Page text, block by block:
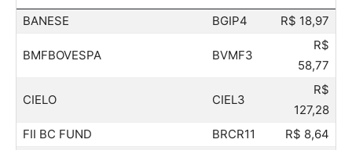
BANESE
BGIP4 R$ 18,97
BMFBOVESPA BVMF3
R$
58,77
CIELO CIEL3
R$
127,28
FII BC FUND
BRCR11 R$ 8,64